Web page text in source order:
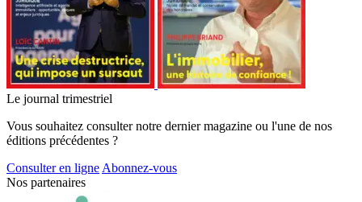
Le journal trimestriel
Vous souhaitez consulter notre dernier magazine ou l'une de nos
éditions précédentes ?
Consulter en ligne Abonnez-vous
Nos partenaires